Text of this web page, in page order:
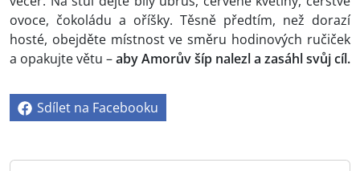
ovoce, čokoládu a oříšky. Těsně předtím, než dorazí
hosté, obejděte místnost ve směru hodinových ručiček
a opakujte větu –aby Amorův šíp nalezl a zasáhl svůj cíl.
Sdílet na Facebooku